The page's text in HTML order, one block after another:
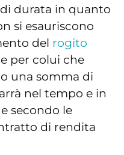
durata in quanto
si esauriscono
del rogito
per colui che
una somma di
nel tempo e in
secondo le
di rendita